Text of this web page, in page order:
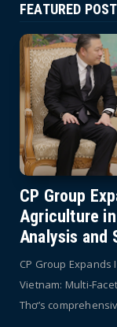
FEATURED POST
CP Group
Agriculture
Analysis and
CP Group
Vietnam: Multi-
Thơ’s